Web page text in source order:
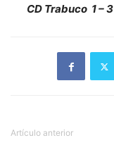
CD Trabuco 1 – 3
Artículo anterior